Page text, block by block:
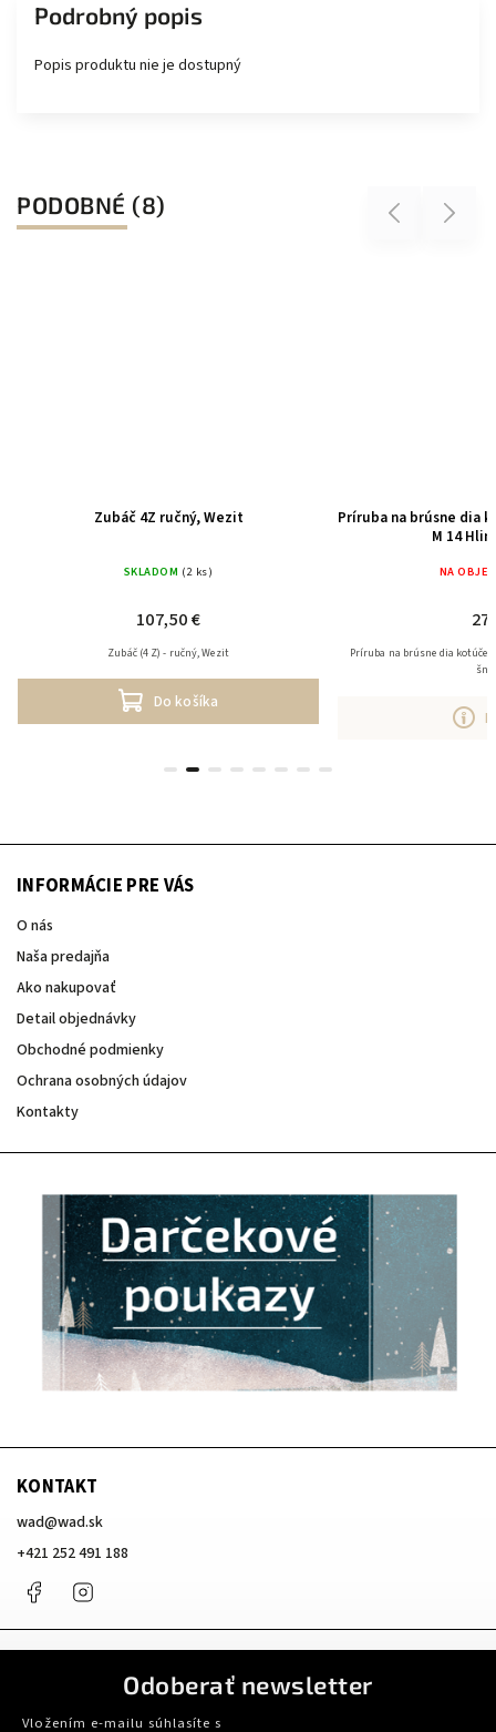
Podrobný popis
Popis produktu nie je dostupný
PODOBNÉ (8) Previous
Zubáč 4Z ručný, Wezit
SKLADOM (2 ks)
107,50 €
Do košíka
Zubáč (4 Z) - ručný, Wezit
Príruba na brúsne dia
M 14
NA
27
Príruba na brúsne dia
Next
INFORMÁCIE PRE VÁS
O nás
Naša predajňa
Ako nakupovať
Detail objednávky
Obchodné podmienky
Ochrana osobných údajov
Kontakty
KONTAKT
wad@wad.sk
+421 252 491 188
Facebook
Odoberať newsletter
Vložením e-mailu súhlasíte s